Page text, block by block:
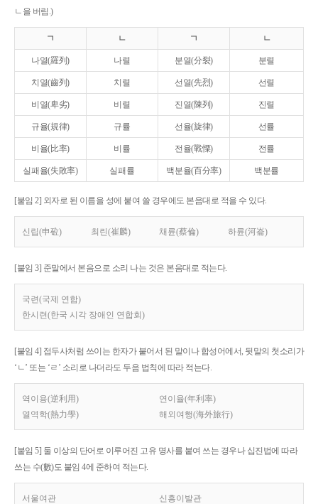
ㄴ을 버림.)
ㄱ ㄴ ㄱ ㄴ
나열(羅列) 나렬 분열(分裂) 분렬
치열(齒列) 치렬 선열(先烈) 선렬
비열(卑劣) 비렬 진열(陳列) 진렬
규율(規律) 규률 선율(旋律) 선률
비율(比率) 비률 전율(戰慄) 전률
실패율(失敗率) 실패률 백분율(百分率) 백분률
[붙임 2] 외자로 된 이름을 성에 붙여 쓸 경우에도 본음대로 적을 수 있다.
신립(申砬) 최린(崔麟) 채륜(蔡倫) 하륜(河崙)
[붙임 3] 준말에서 본음으로 소리 나는 것은 본음대로 적는다.
국련(국제 연합)
한시련(한국 시각 장애인 연합회)
[붙임 4] 접두사처럼 쓰이는 한자가 붙어서 된 말이나 합성어에서, 뒷말의 첫소리가
‘ㄴ’ 또는 ‘ㄹ’ 소리로 나더라도 두음 법칙에 따라 적는다.
역이용(逆利用)
연이율(年利率)
열역학(熱力學)
해외여행(海外旅行)
[붙임 5] 둘 이상의 단어로 이루어진 고유 명사를 붙여 쓰는 경우나 십진법에 따라
쓰는 수(數)도 붙임 4에 준하여 적는다.
서울여관 신흥이발관